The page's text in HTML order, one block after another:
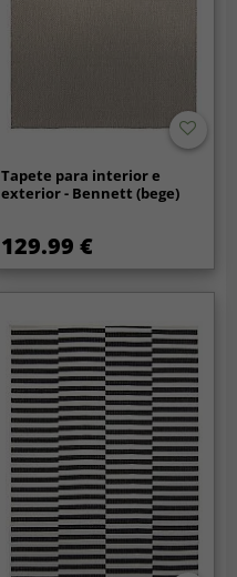
Tapete para interior e
exterior - Bennett (bege)
129.99 €